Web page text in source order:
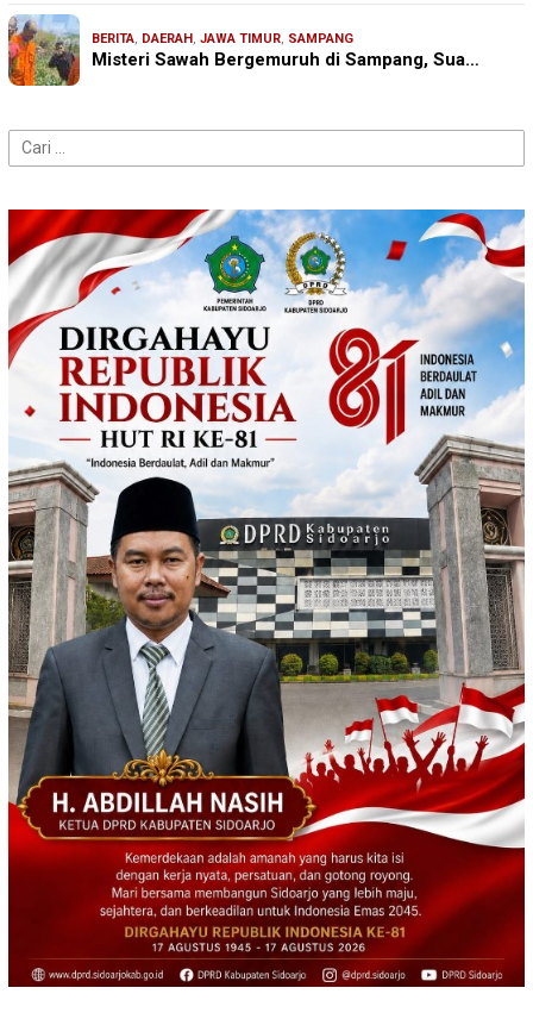
BERITA, DAERAH , JAWA TIMUR, SAMPANG
Misteri Sawah Bergemuruh di Sampang, Sua…
Cari
untuk: